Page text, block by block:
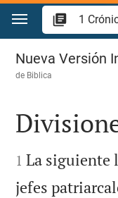
Ir a un contenido
1 Crónicas 27
Nueva Versión
de Biblica


1 La siguiente
jefes